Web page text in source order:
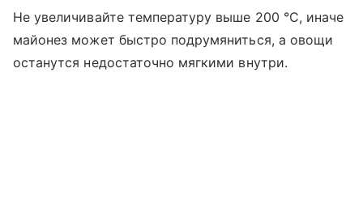
Не увеличивайте температуру выше 200 °C, иначе
майонез может быстро подрумяниться, а овощи
останутся недостаточно мягкими внутри.